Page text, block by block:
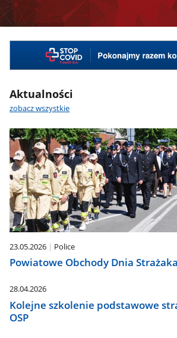
Aktualności
zobacz wszystkie
23.05.2026 Police
Powiatowe Obchody Dnia
28.04.2026
Kolejne szkolenie podstawowe
OSP